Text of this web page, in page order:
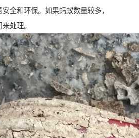
全和环保。如果蚂蚁数量较多，
处理。